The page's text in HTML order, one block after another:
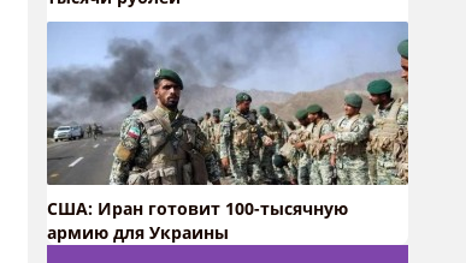
США: Иран готовит 100-тысячную
армию для Украины